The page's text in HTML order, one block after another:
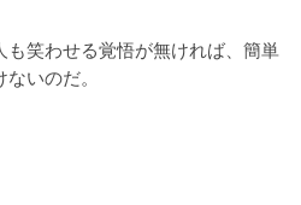
笑わせる覚悟が無ければ、簡単
いのだ。